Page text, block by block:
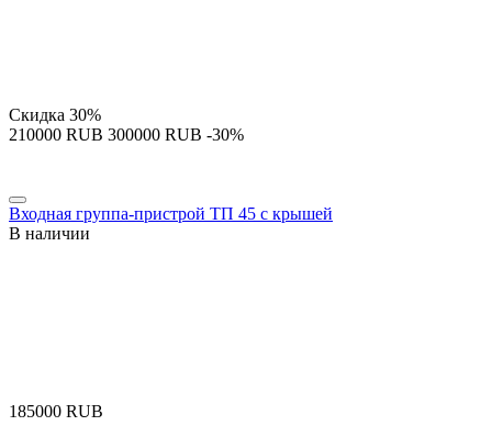
Скидка 30%
‍210000‍ RUB ‍300000‍ RUB -30%
Входная группа-пристрой ТП 45 с крышей
В наличии
‍185000‍ RUB